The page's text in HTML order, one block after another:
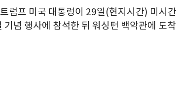
럼프 미국 대통령이 29일(현지시간) 미시간
념 행사에 참석한 뒤 워싱턴 백악관에 도착